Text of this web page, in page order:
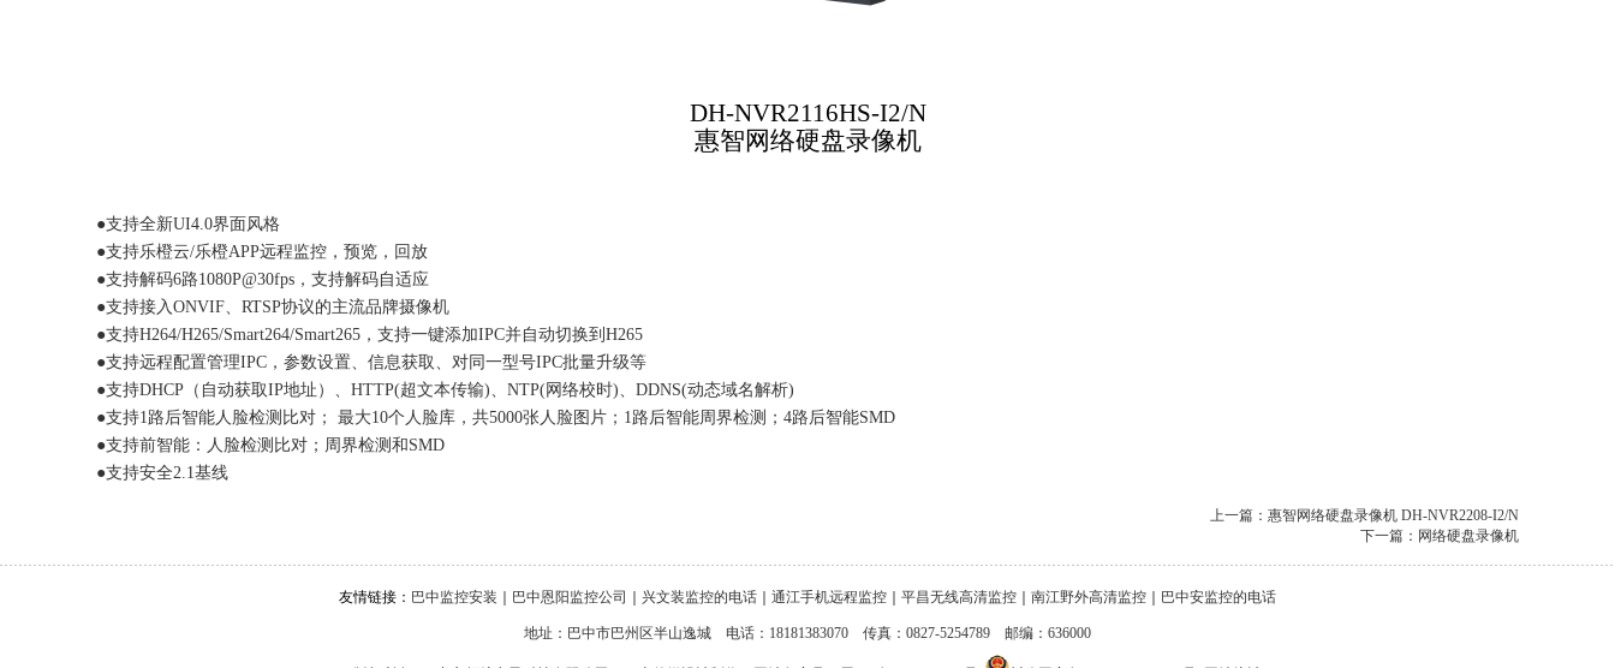
DH-NVR2116HS-I2/N
惠智网络硬盘录像机
●支持全新UI4.0界面风格
●支持乐橙云/乐橙APP远程监控，预览，回放
●支持解码6路1080P@30fps，支持解码自适应
●支持接入ONVIF、RTSP协议的主流品牌摄像机
●支持H264/H265/Smart264/Smart265，支持一键添加IPC并自动切换到H265
●支持远程配置管理IPC，参数设置、信息获取、对同一型号IPC批量升级等
●支持DHCP（自动获取IP地址）、HTTP(超文本传输)、NTP(网络校时)、DDNS(动态域名解析)
●支持1路后智能人脸检测比对； 最大10个人脸库，共5000张人脸图片；1路后智能周界检测；4路后智能SMD
●支持前智能：人脸检测比对；周界检测和SMD
●支持安全2.1基线
上一篇：惠智网络硬盘录像机 DH-NVR2208-I2/N
下一篇：网络硬盘录像机
友情链接： 巴中监控安装 巴中恩阳监控公司 兴文装监控的电话 通江手机远程监控 平昌无线高清监控 南江野外高清监控 巴中安监控的电话
地址：巴中市巴州区半山逸城 电话：18181383070 传真：0827-5254789 邮编：636000